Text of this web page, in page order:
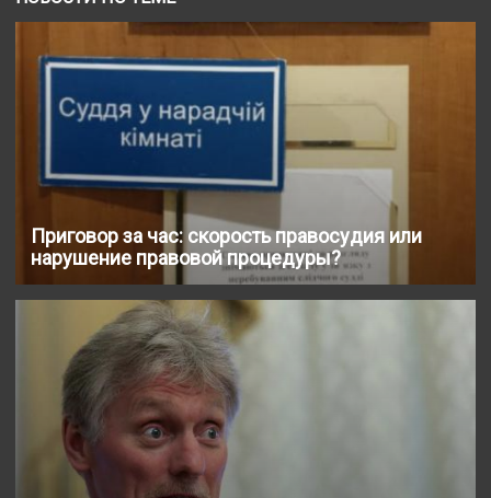
Приговор за час: скорость правосудия или
нарушение правовой процедуры?